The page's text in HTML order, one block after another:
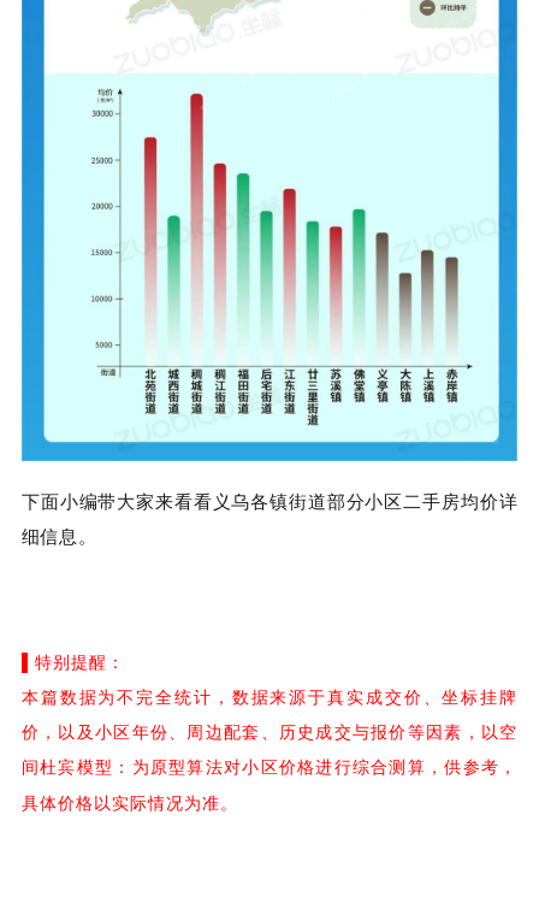
下面小编带大家来看看义乌各镇街道部分小区二手房均价详
细信息。
▌特别提醒：
本篇数据为不完全统计，数据来源于真实成交价、坐标挂牌
价，以及小区年份、周边配套、历史成交与报价等因素，以空
间杜宾模型： 为原型算法对小区价格进行综合测算，供参考，
具体价格以实际情况为准。